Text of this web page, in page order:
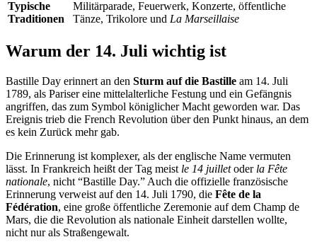
Typische
Traditionen
Militärparade, Feuerwerk, Konzerte, öffentliche
Tänze, Trikolore und La Marseillaise
Warum der 14. Juli wichtig ist
Bastille Day erinnert an den Sturm auf die Bastille am 14. Juli
1789, als Pariser eine mittelalterliche Festung und ein Gefängnis
angriffen, das zum Symbol königlicher Macht geworden war. Das
Ereignis trieb die French Revolution über den Punkt hinaus, an dem
es kein Zurück mehr gab.
Die Erinnerung ist komplexer, als der englische Name vermuten
lässt. In Frankreich heißt der Tag meist le 14 juilletoder la Fête
nationale, nicht “Bastille Day.” Auch die offizielle französische
Erinnerung verweist auf den 14. Juli 1790, die Fête de la
Fédération, eine große öffentliche Zeremonie auf dem Champ de
Mars, die die Revolution als nationale Einheit darstellen wollte,
nicht nur als Straßengewalt.